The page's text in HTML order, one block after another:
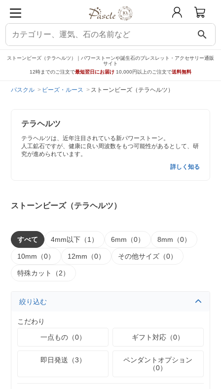
search
ストーンビーズ（テラヘルツ）｜パワーストーンや誕生石のブレスレット・アクセサリー通販
サイト
12時までのご注文で最短翌日にお届け 10,000円以上のご注文で送料無料
パスクル ビーズ・ルース ストーンビーズ（テラヘルツ）
テラヘルツ
テラヘルツは、近年注目されている新パワーストーン。
人工鉱石ですが、健康に良い周波数をもつ可能性があるとして、研
究が進められています。
詳しく知る
ストーンビーズ（テラヘルツ）
すべて 4mm以下（1） 6mm（0） 8mm（0）
10mm（0） 12mm（0） その他サイズ（0）
特殊カット（2）
絞り込む
こだわり
一点もの（0）
ギフト対応（0）
即日発送（3）
ペンダントオプション
（0）